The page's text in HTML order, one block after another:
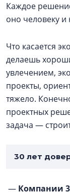
Каждое
оно человеку и
Что касается
делаешь
увлечением,
проекты,
тяжело.
проектных
задача —
30 лет
— Компании